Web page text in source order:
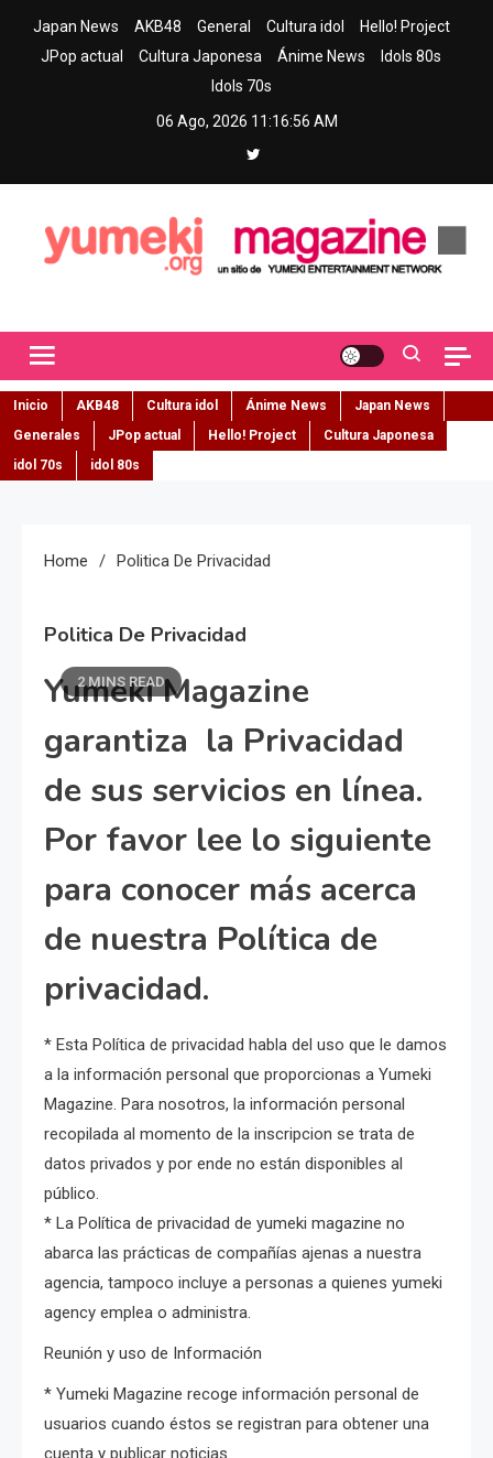
Japan News AKB48 General Cultura idol
Hello! Project
JPop actual
Cultura Japonesa Ánime News
Idols 80s
Idols 70s
06 Ago, 2026 11:16:56 AM
Inicio AKB48 Cultura idol Ánime News
Japan News
Generales
JPop actual Hello! Project
Cultura Japonesa
idol 70s
idol 80s
Home Politica De Privacidad
Politica De Privacidad
2 MINS READ
Yumeki Magazine
garantiza la Privacidad
de sus servicios en línea.
Por favor lee lo siguiente
para conocer más acerca
de nuestra Política de
privacidad.
* Esta Política de privacidad habla del uso que le damos
a la información personal que proporcionas a Yumeki
Magazine. Para nosotros, la información personal
recopilada al momento de la inscripcion se trata de
datos privados y por ende no están disponibles al
público.
* La Política de privacidad de yumeki magazine no
abarca las prácticas de compañías ajenas a nuestra
agencia, tampoco incluye a personas a quienes yumeki
agency emplea o administra.
Reunión y uso de Información
* Yumeki Magazine recoge información personal de
usuarios cuando éstos se registran para obtener una
cuenta y publicar noticias.